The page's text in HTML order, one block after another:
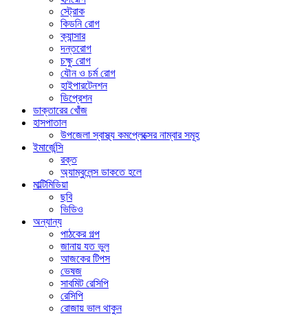
স্ট্রোক
কিডনি রোগ
ক্যান্সার
দন্তরোগ
চক্ষু রোগ
যৌন ও চর্ম রোগ
হাইপারটেনশন
ডিপ্রেশন
ডাক্তারের খোঁজ
হাসপাতাল
উপজেলা স্বাস্থ্য কমপ্লেক্সের নাম্বার সমূহ
ইমার্জেন্সি
রক্ত
অ্যাম্বুলেন্স ডাকতে হলে
মাল্টিমিডিয়া
ছবি
ভিডিও
অন্যান্য
পাঠকের গল্প
জানায় যত ভুল
আজকের টিপস
ভেষজ
সাবমিট রেসিপি
রেসিপি
রোজায় ভাল থাকুন